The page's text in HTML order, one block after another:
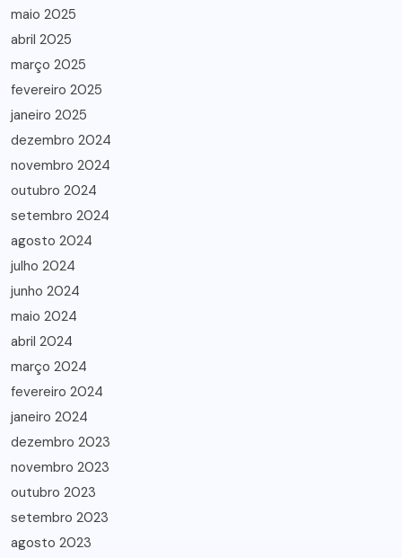
maio 2025
abril 2025
março 2025
fevereiro 2025
janeiro 2025
dezembro 2024
novembro 2024
outubro 2024
setembro 2024
agosto 2024
julho 2024
junho 2024
maio 2024
abril 2024
março 2024
fevereiro 2024
janeiro 2024
dezembro 2023
novembro 2023
outubro 2023
setembro 2023
agosto 2023